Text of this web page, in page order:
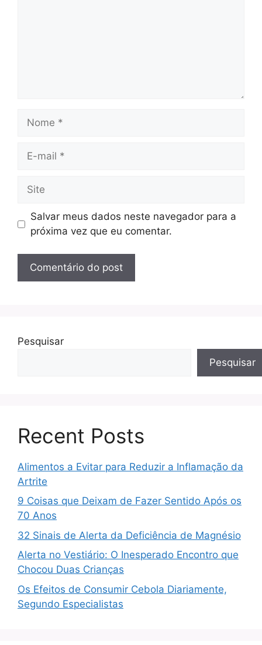
Nome
Site
Salvar meus dados neste navegador para a
próxima vez que eu comentar.
Pesquisar
Pesquisar
Recent Posts
Alimentos a Evitar para Reduzir a Inflamação da
Artrite
9 Coisas que Deixam de Fazer Sentido Após os
70 Anos
32 Sinais de Alerta da Deficiência de Magnésio
Alerta no Vestiário: O Inesperado Encontro que
Chocou Duas Crianças
Os Efeitos de Consumir Cebola Diariamente,
Segundo Especialistas